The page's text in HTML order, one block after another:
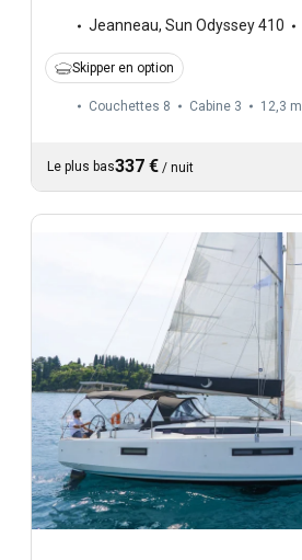
Jeanneau, Sun Odyssey 410
Skipper en option
Couchettes 8 Cabine 3 12,3 m
Le plus bas337 € / nuit